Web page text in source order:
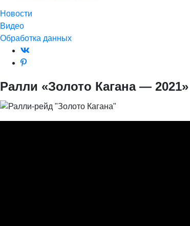
Новости
Видео
Обработка данных
Ралли «Золото Кагана —